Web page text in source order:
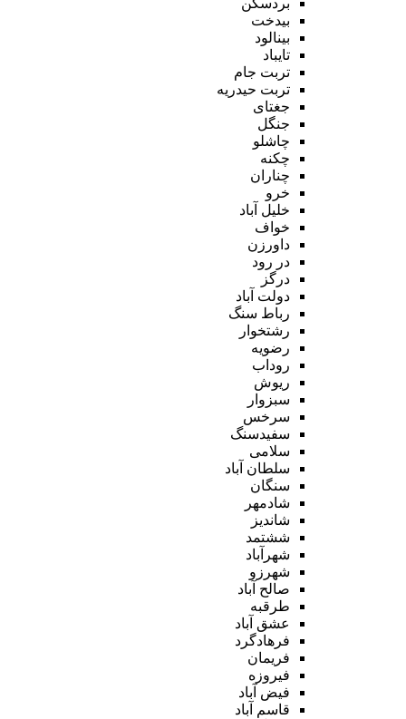
بیدخت
بینالود
تایباد
تربت جام
تربت حیدریه
جغتای
جنگل
چاشلو
چکنه
چناران
خرو
خلیل آباد
خواف
داورزن
در رود
درگز
دولت آباد
رباط سنگ
رشتخوار
رضویه
روداب
ریوش
سبزوار
سرخس
سفیدسنگ
سلامی
سلطان آباد
سنگان
شادمهر
شاندیز
ششتمد
شهرآباد
شهرزو
صالح آباد
طرقبه
عشق آباد
فرهادگرد
فریمان
فیروزه
فیض آباد
قاسم آباد